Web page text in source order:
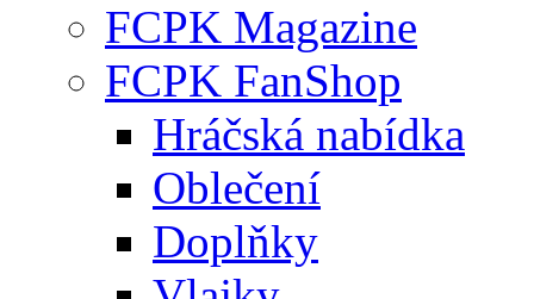
FCPK Magazine
FCPK FanShop
Hráčská nabídka
Oblečení
Doplňky